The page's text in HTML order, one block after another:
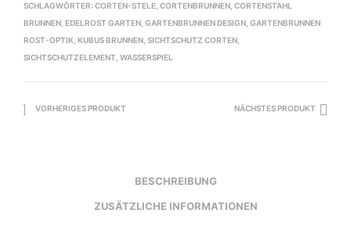
SCHLAGWÖRTER: CORTEN-STELE CORTENBRUNNEN CORTENSTAHL
BRUNNEN EDELROST GARTEN GARTENBRUNNEN DESIGN GARTENBRUNNEN
ROST-OPTIK KUBUS BRUNNEN SICHTSCHUTZ CORTEN
SICHTSCHUTZELEMENT WASSERSPIEL
VORHERIGES PRODUKT NÄCHSTES PRODUKT
BESCHREIBUNG
ZUSÄTZLICHE INFORMATIONEN